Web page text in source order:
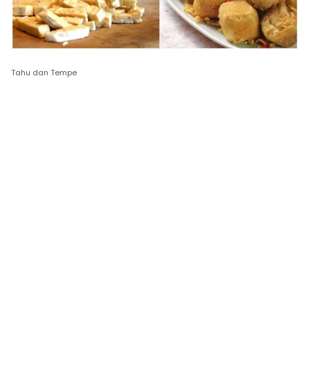
Tahu dan Tempe